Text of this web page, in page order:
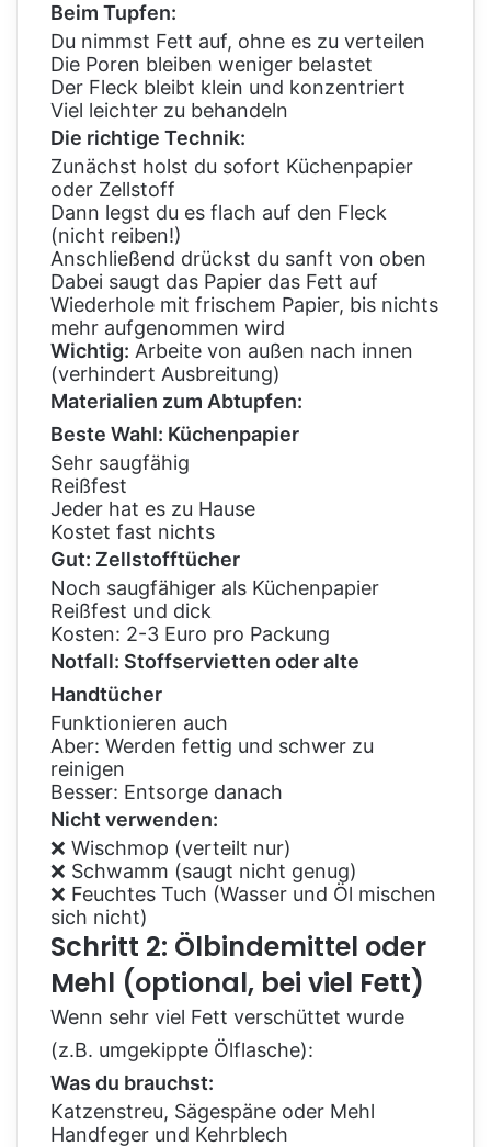
Beim Tupfen:
Du nimmst Fett auf, ohne es zu verteilen
Die Poren bleiben weniger belastet
Der Fleck bleibt klein und konzentriert
Viel leichter zu behandeln
Die richtige Technik:
Zunächst holst du sofort Küchenpapier
oder Zellstoff
Dann legst du es flach auf den Fleck
(nicht reiben!)
Anschließend drückst du sanft von oben
Dabei saugt das Papier das Fett auf
Wiederhole mit frischem Papier, bis nichts
mehr aufgenommen wird
Wichtig: Arbeite von außen nach innen
(verhindert Ausbreitung)
Materialien zum Abtupfen:
Beste Wahl: Küchenpapier
Sehr saugfähig
Reißfest
Jeder hat es zu Hause
Kostet fast nichts
Gut: Zellstofftücher
Noch saugfähiger als Küchenpapier
Reißfest und dick
Kosten: 2-3 Euro pro Packung
Notfall: Stoffservietten oder alte
Handtücher
Funktionieren auch
Aber: Werden fettig und schwer zu
reinigen
Besser: Entsorge danach
Nicht verwenden:
❌ Wischmop (verteilt nur)
❌ Schwamm (saugt nicht genug)
❌ Feuchtes Tuch (Wasser und Öl mischen
sich nicht)
Schritt 2: Ölbindemittel oder
Mehl (optional, bei viel Fett)
Wenn sehr viel Fett verschüttet wurde
(z.B. umgekippte Ölflasche):
Was du brauchst:
Katzenstreu, Sägespäne oder Mehl
Handfeger und Kehrblech